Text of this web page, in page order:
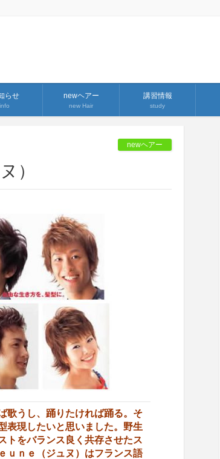
らせ
info
newヘアー
new Hair
講習情報
study
newヘアー
）
歌うし、踊りたければ踊る。そ
表現したいと思いました。野生
トをバランス良く共存させたス
ｕｎｅ（ジュヌ）はフランス語